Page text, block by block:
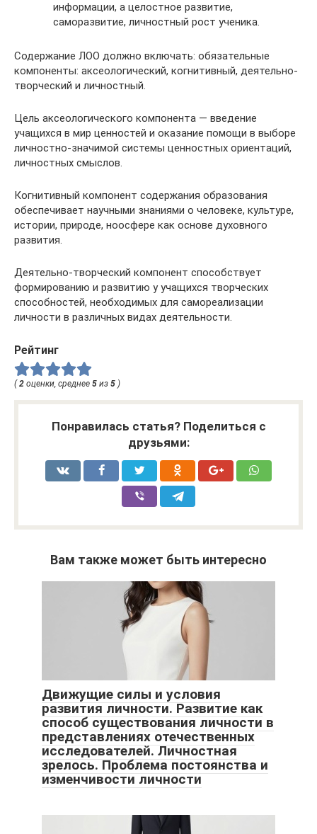
информации, а целостное развитие,
саморазвитие, личностный рост ученика.
Содержание ЛОО должно включать: обязательные
компоненты: аксеологический, когнитивный, деятельно-
творческий и личностный.
Цель аксеологического компонента — введение
учащихся в мир ценностей и оказание помощи в выборе
личностно-значимой системы ценностных ориентаций,
личностных смыслов.
Когнитивный компонент содержания образования
обеспечивает научными знаниями о человеке, культуре,
истории, природе, ноосфере как основе духовного
развития.
Деятельно-творческий компонент способствует
формированию и развитию у учащихся творческих
способностей, необходимых для самореализации
личности в различных видах деятельности.
Рейтинг
( 2 оценки, среднее 5 из 5 )
Понравилась статья? Поделиться с
друзьями:
Вам также может быть интересно
Движущие силы и условия
развития личности. Развитие как
способ существования личности в
представлениях отечественных
исследователей. Личностная
зрелось. Проблема постоянства и
изменчивости личности